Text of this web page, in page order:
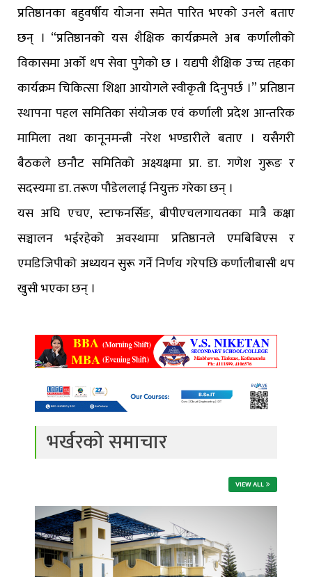
प्रतिष्ठानका बहुवर्षीय योजना समेत पारित भएको उनले बताए
छन् । “प्रतिष्ठानको यस शैक्षिक कार्यक्रमले अब कर्णालीको
विकासमा अर्को थप सेवा पुगेको छ । यद्यपी शैक्षिक उच्च तहका
कार्यक्रम चिकित्सा शिक्षा आयोगले स्वीकृती दिनुपर्छ ।” प्रतिष्ठान
स्थापना पहल समितिका संयोजक एवं कर्णाली प्रदेश आन्तरिक
मामिला तथा कानूनमन्त्री नरेश भण्डारीले बताए । यसैगरी
बैठकले छनौट समितिको अक्ष्यक्षमा प्रा. डा. गणेश गुरूङ र
सदस्यमा डा. तरूण पौडेललाई नियुक्त गरेका छन् ।
यस अघि एचए, स्टाफनर्सिङ, बीपीएचलगायतका मात्रै कक्षा
सञ्चालन भईरहेको अवस्थामा प्रतिष्ठानले एमबिबिएस र
एमडिजिपीको अध्ययन सुरू गर्ने निर्णय गरेपछि कर्णालीबासी थप
खुसी भएका छन् ।
भर्खरको समाचार
VIEW ALL